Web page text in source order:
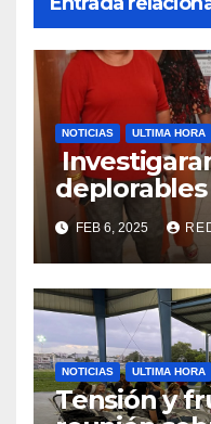
NOTICIAS ULTIMA HORA
deplorables
facilidades
de la Salud
FEB 6, 2025
NOTICIAS ULTIMA HORA
Tensión y